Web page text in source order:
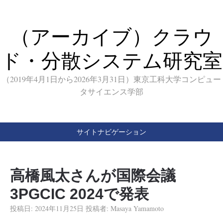
（アーカイブ）クラウ
ド・分散システム研究室
（2019年4月1日から2026年3月31日）東京工科大学コンピュー
タサイエンス学部
サイトナビゲーション
高橋風太さんが国際会議
3PGCIC 2024で発表
投稿日: 2024年11月25日 投稿者: Masaya Yamamoto